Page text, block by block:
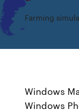
Farming
Windows
Windows